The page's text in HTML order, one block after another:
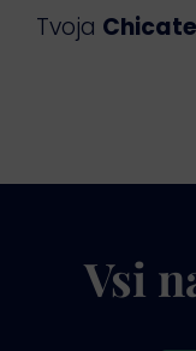
Tvoja
Vsi